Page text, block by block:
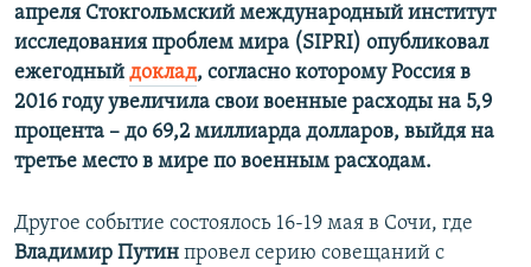
апреля Стокгольмский международный институт
исследования проблем мира (SIPRI) опубликовал
ежегодный доклад, согласно которому Россия в
2016 году увеличила свои военные расходы на 5,9
процента – до 69,2 миллиарда долларов, выйдя на
третье место в мире по военным расходам.
Другое событие состоялось 16-19 мая в Сочи, где
Владимир Путин провел серию совещаний с